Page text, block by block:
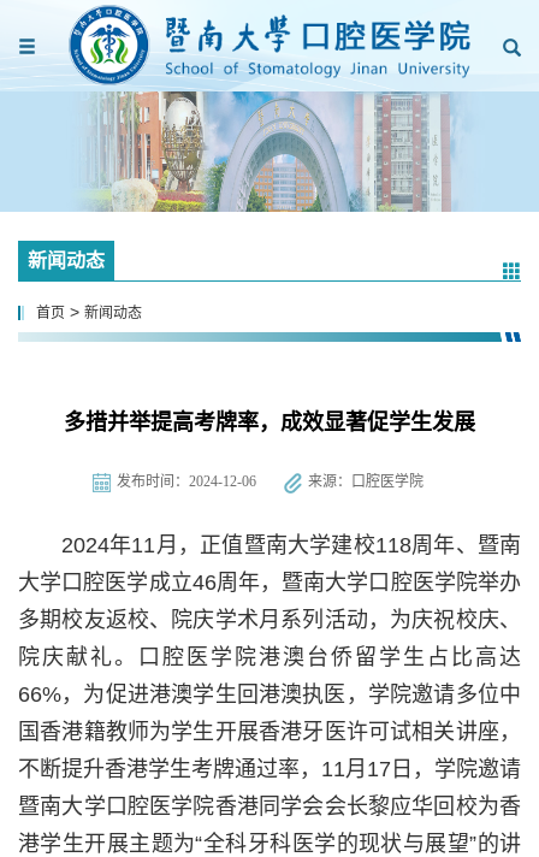
新闻动态
首页 > 新闻动态
多措并举提高考牌率，成效显著促学生发展
发布时间：2024-12-06 来源：口腔医学院
2024年11 月，正值暨南大学建校118周年、暨南
大学口腔医学成立46周年，暨南大学口腔医学院举办
多期校友返校、院庆学术月系列活动，为庆祝校庆、
院庆献礼。口腔医学院港澳台侨留学生占比高达
66%，为促进港澳学生回港澳执医，学院邀请多位中
国香港籍教师为学生开展香港牙医许可试相关讲座，
不断提升香港学生考牌通过率， 11月 17 日，学院邀请
暨南大学口腔医学院香港同学会会长黎应华回校为香
港学生开展主题为“全科牙科医学的现状与展望”的讲